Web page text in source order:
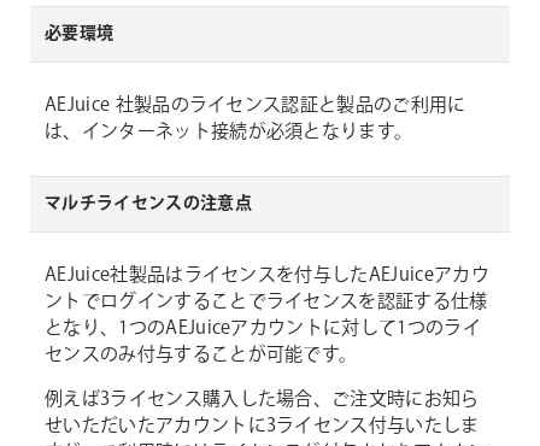
必要環境
AEJuice 社製品のライセンス認証と製品のご利用に
は、インターネット接続が必須となります。
マルチライセンスの注意点
AEJuice社製品はライセンスを付与したAEJuiceアカウ
ントでログインすることでライセンスを認証する仕様
となり、1つのAEJuiceアカウントに対して1つのライ
センスのみ付与することが可能です。
例えば3ライセンス購入した場合、ご注文時にお知ら
せいただいたアカウントに3ライセンス付与いたしま